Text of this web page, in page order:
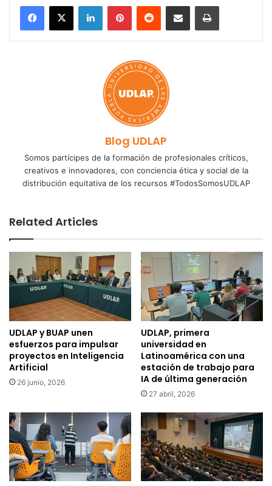
LinkedInPinterestReddit Share via Email Print
Blog UDLAP
Somos partícipes de la formación de profesionales críticos,
creativos e innovadores, con conciencia ética y social de la
distribución equitativa de los recursos #TodosSomosUDLAP
Related Articles
UDLAP y BUAP unen
esfuerzos para impulsar
proyectos en Inteligencia
Artificial
26 junio, 2026
UDLAP, primera
universidad en
Latinoamérica con una
estación de trabajo para
IA de última generación
27 abril, 2026